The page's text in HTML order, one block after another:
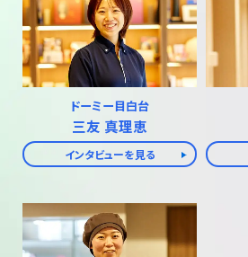
ドーミー目白台
三友 真理恵
インタビューを見る